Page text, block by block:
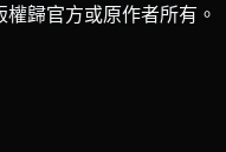
歸官方或原作者所有。